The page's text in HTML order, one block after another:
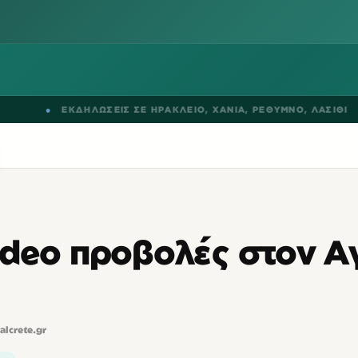
ΕΚΔΗΛΩΣΕΙΣ ΣΕΗΡΑΚΛΕΙΟ,ΧΑΝΙΑ, ΡΕΘΥΜΝΟ,ΛΑΣΙΘΙ
προβολές στον